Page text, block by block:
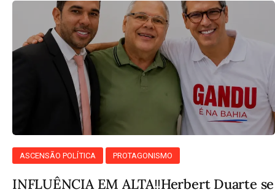
ASCENSÃO POLÍTICA PROTAGONISMO
INFLUÊNCIA EM ALTA‼️Herbert Duarte se